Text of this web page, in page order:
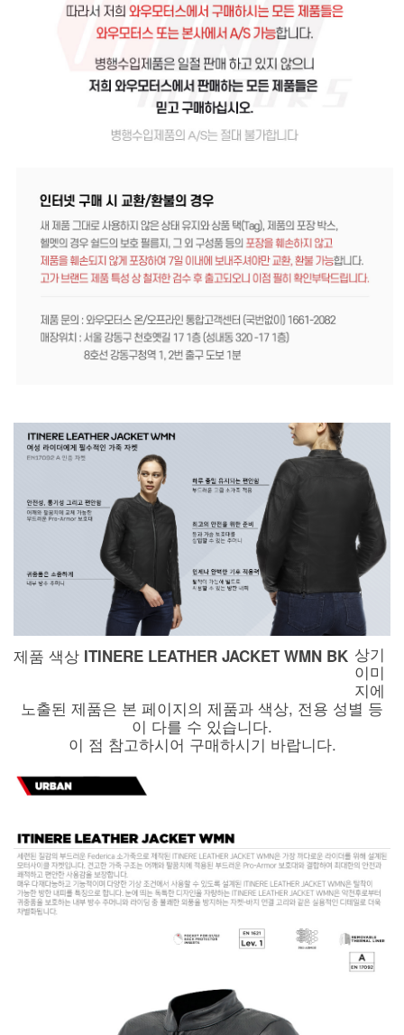
제품 색상 ITINERE LEATHER JACKET WMN BK 상기
이미
지에
노출된 제품은 본 페이지의 제품과 색상, 전용 성별 등
이 다를 수 있습니다.
이 점 참고하시어 구매하시기 바랍니다.